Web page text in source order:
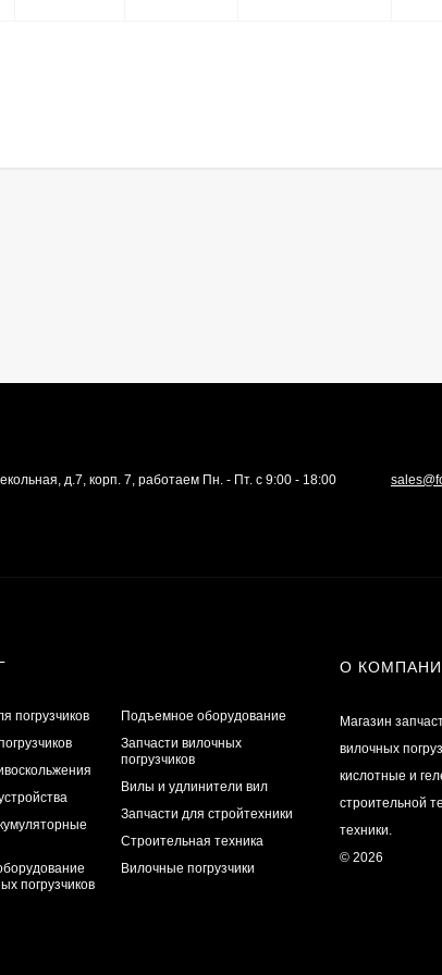
д.7, корп. 7, работаем Пн. - Пт. с 9:00 - 18:00
погрузчиков
погрузчиков
Подъемное оборудование
Запчасти вилочных
погрузчиков
Вилы и удлинители вил
Запчасти для стройтехники
Строительная техника
Вилочные погрузчики
О
Магазин
вилочных
кислотные и
строительной
техники.
© 2026